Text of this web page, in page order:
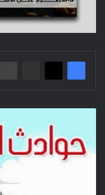
أجل
وعي